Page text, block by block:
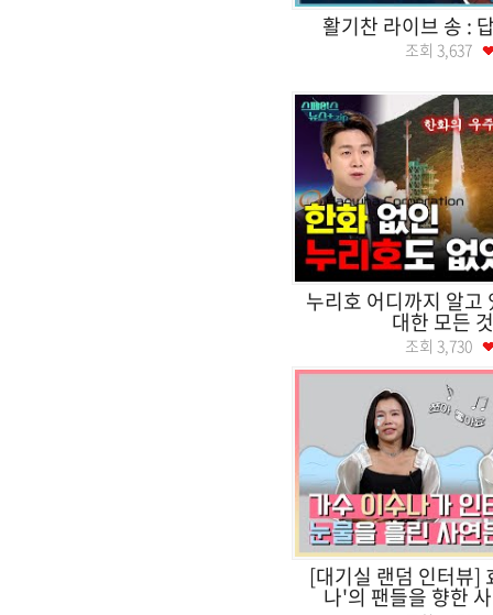
활기찬 라이브 송 :
조회 3,637
누리호 어디까지 알고
대한 모든
조회 3,730
[대기실 랜덤 인터뷰]
나'의 팬들을 향한